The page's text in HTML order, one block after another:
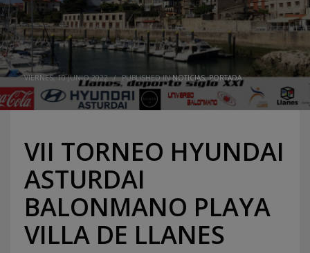
VIERNES, 10 JUNIO 2022 / PUBLISHED INNOTICIAS,PORTADA
VII TORNEO HYUNDAI
ASTURDAI
BALONMANO PLAYA
VILLA DE LLANES